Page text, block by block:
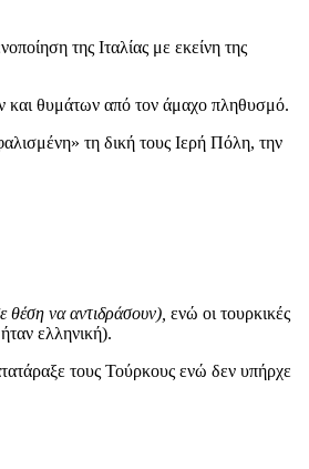
της Ιταλίας με εκείνη της
και θυμάτων από τον άμαχο πληθυσμό.
τη δική τους Ιερή Πόλη, την
να αντιδράσουν), ενώ οι τουρκικές
ελληνική).
τους Τούρκους ενώ δεν υπήρχε